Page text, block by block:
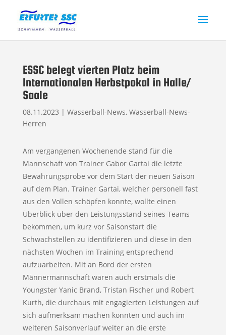
ESSC belegt vierten Platz beim
Internationalen Herbstpokal in Halle/
Saale
08.11.2023 | Wasserball-News, Wasserball-News-
Herren
Am vergangenen Wochenende stand für die
Mannschaft von Trainer Gabor Gartai die letzte
Bewährungsprobe vor dem Start der neuen Saison
auf dem Plan. Trainer Gartai, welcher personell fast
aus den Vollen schöpfen konnte, wollte einen
Überblick über den Leistungsstand seines Teams
bekommen, um kurz vor Saisonstart die
Schwachstellen zu identifizieren und diese in den
nächsten Wochen im Training entsprechend
aufzuarbeiten. Mit an Bord der ersten
Männermannschaft waren auch erstmals die
Youngster Yanic Brand, Tristan Fischer und Robert
Kurth, die durchaus mit engagierten Leistungen auf
sich aufmerksam machen konnten und auch im
weiteren Saisonverlauf weiter an die erste